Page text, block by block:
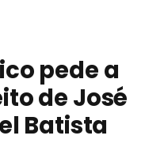
pede a
de José
Batista